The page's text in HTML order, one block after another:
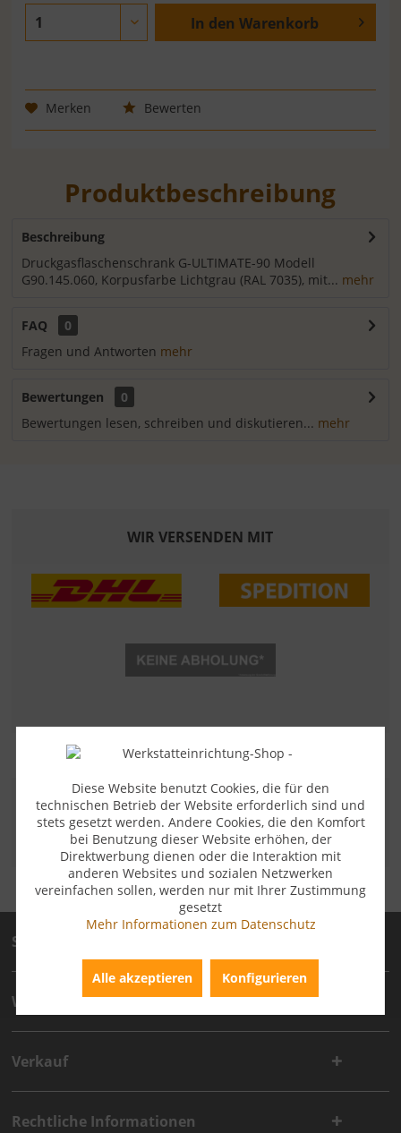
In den Warenkorb
Merken Bewerten
Produktbeschreibung
Beschreibung
Druckgasflaschenschrank G-ULTIMATE-90 Modell
G90.145.060, Korpusfarbe Lichtgrau (RAL 7035), mit... mehr
FAQ
0
Fragen und Antworten mehr
Bewertungen
0
Bewertungen lesen, schreiben und diskutieren... mehr
WIR VERSENDEN MIT
ZAHLUNGSARTEN
Service
Wichtige technische Artikelinformation
Verkauf
Rechtliche Informationen
Diese Website benutzt Cookies, die für den
technischen Betrieb der Website erforderlich sind und
stets gesetzt werden. Andere Cookies, die den Komfort
bei Benutzung dieser Website erhöhen, der
Direktwerbung dienen oder die Interaktion mit
anderen Websites und sozialen Netzwerken
vereinfachen sollen, werden nur mit Ihrer Zustimmung
gesetzt
Mehr Informationen zum Datenschutz
Alle akzeptieren Konfigurieren